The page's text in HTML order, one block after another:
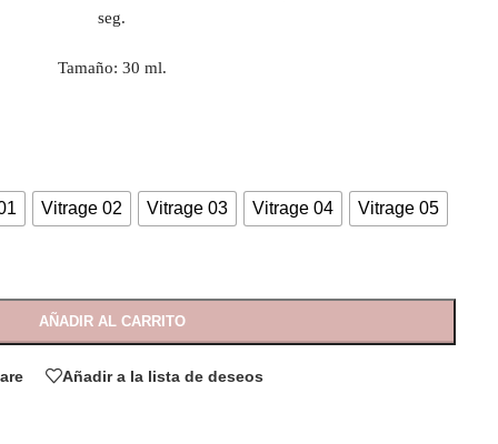
seg.
Tamaño: 30 ml.
Vitrage 02 Vitrage 03 Vitrage 04 Vitrage 05
AÑADIR AL CARRITO
Añadir a la lista de deseos